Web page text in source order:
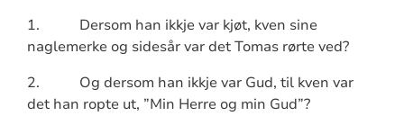
1.
Dersom han ikkje var kjøt, kven sine
naglemerke og sidesår var det Tomas rørte ved?
2.
Og dersom han ikkje var Gud, til kven var
det han ropte ut, ”Min Herre og min Gud”?